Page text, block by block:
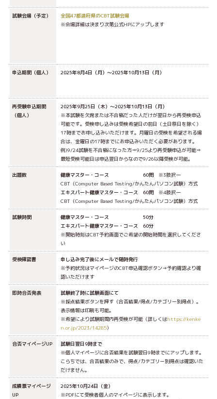
試験会場（予定）
全国47都道府県のCBT試験会場
※会場詳細は決まり次第公式HPにアップします
申込期間（個人） 2025年8月4日（月）〜2025年10月13日（月）
再受験申込期間
（個人）
2025年9月25日（木）〜2025年10月13日（月）
※本試験を欠席または不合格だった人だけが翌日から再受検申込
可能です。受検申し込みは受検希望日の前日（土日祭日を除く）
17時までお申し込みいただけます。月曜日の受検を希望される場
合は、金曜日の17時までにお申込みいただく必要があります。
例)9/24試験を不合格になった方⇒9/25より再受験申込が可能⇒
最短受検可能日は申込翌日からなので9/26以降受検が可能。
出題数 健康マスター・コース 60問 ※3肢択一
CBT（Computer Based Testing/かんたんパソコン試験）方式
エキスパート健康マスター・コース 60問 ※4肢択一
CBT（Computer Based Testing/かんたんパソコン試験）方式
試験時間
健康マスター・コース 50分
エキスパート健康マスター・コース 60分
※開始時刻はCBT予約画面でご希望の開始時間を選択してくださ
い
受検確認書
申し込み完了後にメールで随時発行
※予約状況はマイページのCBT申込確認ボタン→予約確認より確
認いただけます
即時合否発表
試験終了時に試験画面にて
※採点結果ボタンを押す（合否結果/得点/カテゴリー別得点）。
表示情報は印刷も可能。
※希望により試験期間内再受検が可能（詳しくはhttps://kenke
n.or.jp/2023/14285）
合否マイページUP
試験日翌日9時まで
※個人マイページに合否結果を試験翌日9時までにアップします。
こらちでは、合否結果のみで、得点/カテゴリー別得点は確認いた
だけません。
成績票マイページ
UP
2025年10月24日（金）
※PDFにて受検者個人のマイページに表示します。